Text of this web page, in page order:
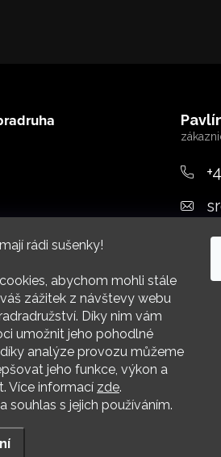
rádi sušenky!
abychom mohli stále
zážitek z návštevy webu
Díky nim vám
umožnit jeho pohodlné
analýze provozu můžeme
jeho funkce, výkon a
Více informací zde.
souhlas s jejich používáním.